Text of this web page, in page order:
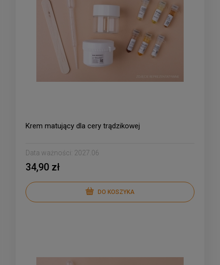
Krem matujący dla cery trądzikowej
Data ważności: 2027.06
34,90 zł
DO KOSZYKA